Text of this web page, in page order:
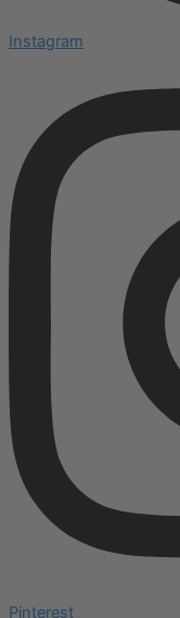
Instagram
Pinterest